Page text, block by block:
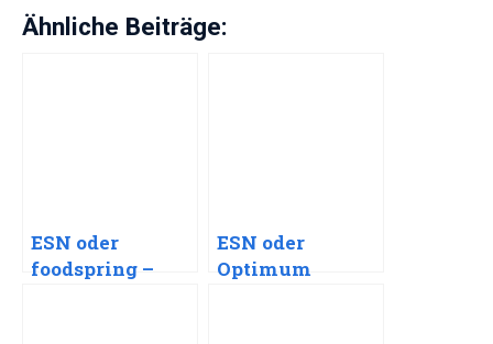
Ähnliche Beiträge:
ESN oder
foodspring –
ESN oder
Optimum